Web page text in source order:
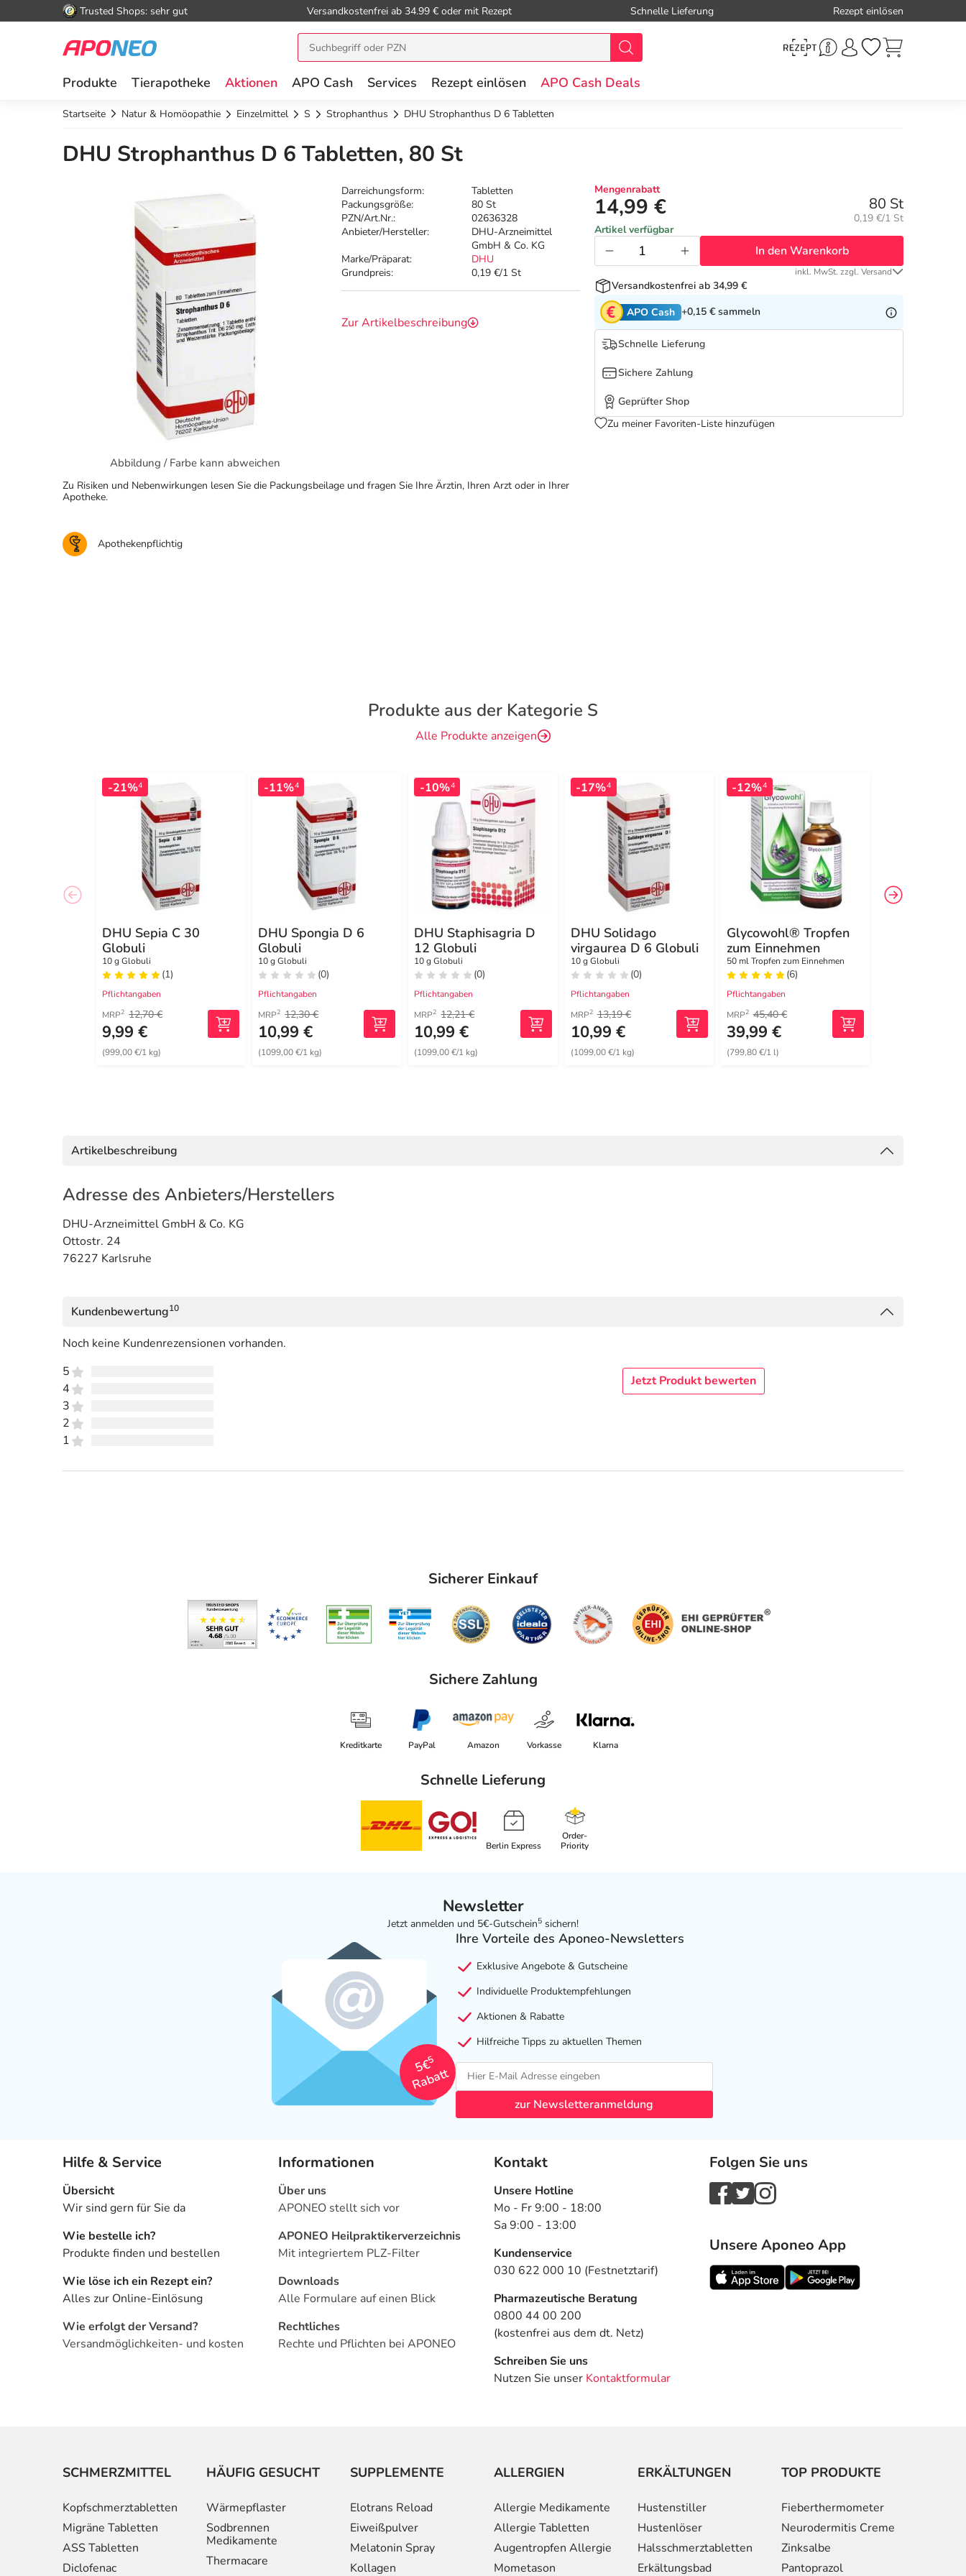
Trusted Shops: sehr gut Versandkostenfrei ab 34.99 € oder mit Rezept Schnelle Lieferung Rezept einlösen
Produkte Tierapotheke Aktionen APO Cash Services Rezept einlösen APO Cash Deals
Startseite Natur & Homöopathie Einzelmittel S Strophanthus DHU Strophanthus D 6 Tabletten
DHU Strophanthus D 6 Tabletten, 80 St
Abbildung / Farbe kann abweichen
Darreichungsform:
Tabletten
Packungsgröße:
80 St
PZN/Art.Nr.:
02636328
Anbieter/Hersteller:
DHU-Arzneimittel
GmbH & Co. KG
Marke/Präparat:
DHU
Grundpreis:
0,19 €/1 St
Zur Artikelbeschreibung
Mengenrabatt
14,99 € 80 St
Grundpreis:
0,19 €/1 St
Artikel verfügbar
In den Warenkorb
inkl. MwSt. zzgl. Versand
Versandkostenfrei ab 34,99 €
APO Cash +0,15 € sammeln
Schnelle Lieferung
Sichere Zahlung
Geprüfter Shop
Zu meiner Favoriten-Liste hinzufügen
Zu Risiken und Nebenwirkungen lesen Sie die Packungsbeilage und fragen Sie Ihre Ärztin, Ihren Arzt oder in Ihrer
Apotheke.
Apothekenpflichtig
Produkte aus der Kategorie S
Alle Produkte anzeigen
-21%4
DHU Sepia C 30
Globuli
10 g Globuli
(1)
Pflichtangaben
MRP2 12,70 €
9,99 €
(999,00 €/1 kg)
-11%4
DHU Spongia D 6
Globuli
10 g Globuli
(0)
Pflichtangaben
MRP2 12,30 €
10,99 €
(1099,00 €/1 kg)
-10%4
DHU Staphisagria D
12 Globuli
10 g Globuli
(0)
Pflichtangaben
MRP2 12,21 €
10,99 €
(1099,00 €/1 kg)
-17%4
DHU Solidago
virgaurea D 6 Globuli
10 g Globuli
(0)
Pflichtangaben
MRP2 13,19 €
10,99 €
(1099,00 €/1 kg)
-12%4
Glycowohl® Tropfen
zum Einnehmen
50 ml Tropfen zum Einnehmen
(6)
Pflichtangaben
MRP2 45,40 €
39,99 €
(799,80 €/1 l)
Artikelbeschreibung
Adresse des Anbieters/Herstellers
DHU-Arzneimittel GmbH & Co. KG
Ottostr. 24
76227 Karlsruhe
Kundenbewertung10
Noch keine Kundenrezensionen vorhanden.
5
4
3
2
1
Jetzt Produkt bewerten
Sicherer Einkauf
Sichere Zahlung
Kreditkarte PayPal Amazon Vorkasse Klarna
Schnelle Lieferung
Berlin Express
Order-
Priority
Newsletter
Jetzt anmelden und 5€-Gutschein5 sichern!
5€
5
Rabatt
Ihre Vorteile des Aponeo-Newsletters
Exklusive Angebote & Gutscheine
Individuelle Produktempfehlungen
Aktionen & Rabatte
Hilfreiche Tipps zu aktuellen Themen
zur Newsletteranmeldung
Hilfe & Service
Übersicht
Wir sind gern für Sie da
Wie bestelle ich?
Produkte finden und bestellen
Wie löse ich ein Rezept ein?
Alles zur Online-Einlösung
Wie erfolgt der Versand?
Versandmöglichkeiten- und kosten
Informationen
Über uns
APONEO stellt sich vor
APONEO Heilpraktikerverzeichnis
Mit integriertem PLZ-Filter
Downloads
Alle Formulare auf einen Blick
Rechtliches
Rechte und Pflichten bei APONEO
Kontakt
Unsere Hotline
Mo - Fr 9:00 - 18:00
Sa 9:00 - 13:00
Kundenservice
030 622 000 10 (Festnetztarif)
Pharmazeutische Beratung
0800 44 00 200
(kostenfrei aus dem dt. Netz)
Schreiben Sie uns
Nutzen Sie unser Kontaktformular
Folgen Sie uns
Unsere Aponeo App
SCHMERZMITTEL
Kopfschmerztabletten
Migräne Tabletten
ASS Tabletten
Diclofenac
HÄUFIG GESUCHT
Wärmepflaster
Sodbrennen
Medikamente
Thermacare
SUPPLEMENTE
Elotrans Reload
Eiweißpulver
Melatonin Spray
Kollagen
ALLERGIEN
Allergie Medikamente
Allergie Tabletten
Augentropfen Allergie
Mometason
ERKÄLTUNGEN
Hustenstiller
Hustenlöser
Halsschmerztabletten
Erkältungsbad
TOP PRODUKTE
Fieberthermometer
Neurodermitis Creme
Zinksalbe
Pantoprazol